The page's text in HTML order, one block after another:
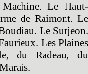
Le Haut-
de Raimont. Le
Le Surjeon.
Les Plaines
du Radeau, du